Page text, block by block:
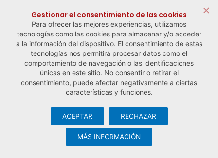
© Observatorio Español de la Economía Social y del Trabajo
Aviso legal y política de privacidad
cookies· Desarrollo web:Visualco
Gestionar el consentimiento de las cookies
Para ofrecer las mejores experiencias, utilizamos
tecnologías como las cookies para almacenar y/o acceder
a la información del dispositivo. El consentimiento de estas
tecnologías nos permitirá procesar datos como el
comportamiento de navegación o las identificaciones
únicas en este sitio. No consentir o retirar el
consentimiento, puede afectar negativamente a ciertas
características y funciones.
ACEPTAR RECHAZAR
MÁS INFORMACIÓN